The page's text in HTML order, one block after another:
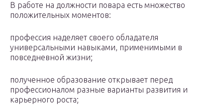
В работе на должности повара есть множество
положительных моментов:
профессия наделяет своего обладателя
универсальными навыками, применимыми в
повседневной жизни;
полученное образование открывает перед
профессионалом разные варианты развития и
карьерного роста;